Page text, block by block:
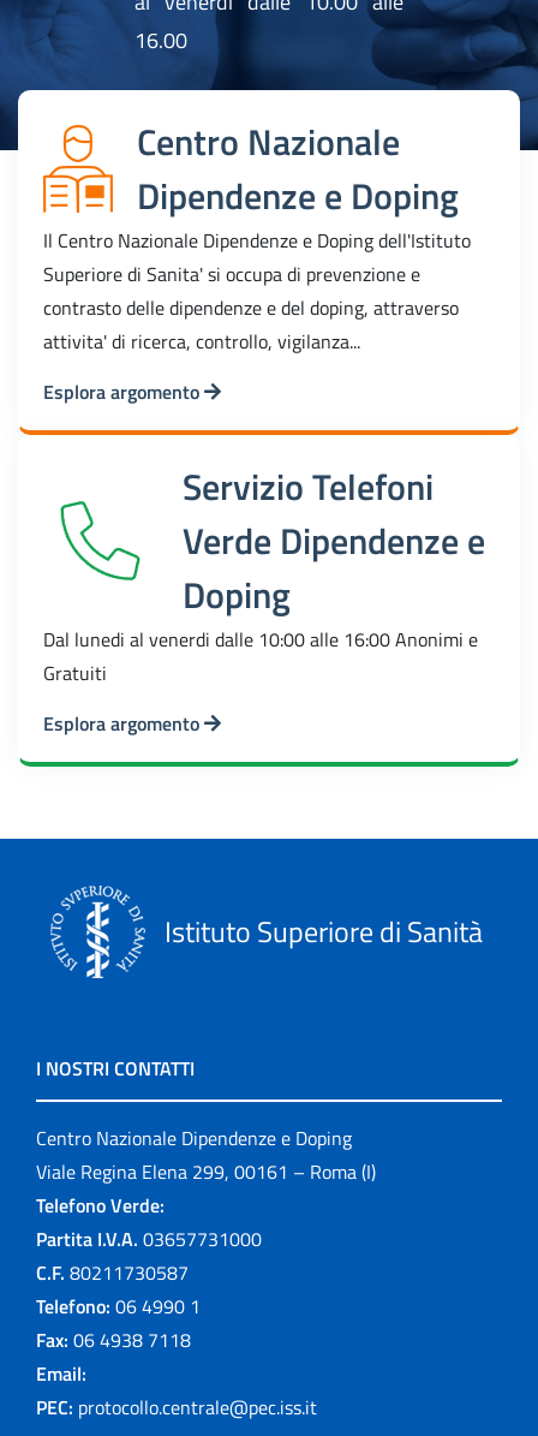
16.00
Centro Nazionale
Dipendenze e Doping
Il Centro Nazionale Dipendenze e Doping dell'Istituto
Superiore di Sanita' si occupa di prevenzione e
contrasto delle dipendenze e del doping, attraverso
attivita' di ricerca, controllo, vigilanza...
Esplora argomento
Servizio Telefoni
Verde Dipendenze e
Doping
Dal lunedi al venerdi dalle 10:00 alle 16:00 Anonimi e
Gratuiti
Esplora argomento
Istituto Superiore di Sanità
I NOSTRI CONTATTI
Centro Nazionale Dipendenze e Doping
Viale Regina Elena 299, 00161 – Roma (I)
Telefono Verde:
Partita I.V.A. 03657731000
C.F. 80211730587
Telefono: 06 4990 1
Fax: 06 4938 7118
Email:
PEC: protocollo.centrale@pec.iss.it